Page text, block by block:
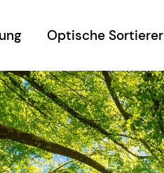
Optische Sortierer